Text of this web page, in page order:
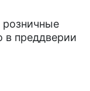
в преддверии